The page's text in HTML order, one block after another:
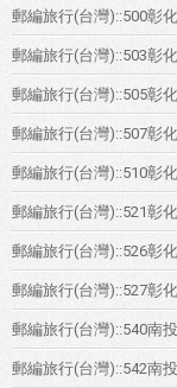
郵編旅行(台灣)::500彰
郵編旅行(台灣)::503彰
郵編旅行(台灣)::505彰
郵編旅行(台灣)::507彰
郵編旅行(台灣)::510彰
郵編旅行(台灣)::521彰
郵編旅行(台灣)::526彰
郵編旅行(台灣)::527彰
郵編旅行(台灣)::540南
郵編旅行(台灣)::542南